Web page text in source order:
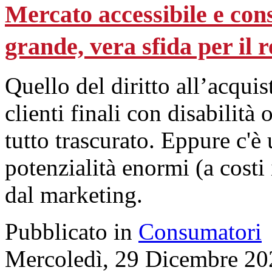
Mercato accessibile e
grande, vera sfida per il
Quello del diritto
clienti finali con disabilità
tutto trascurato. Eppure
potenzialità enormi (a
dal marketing.
Pubblicato in Consumatori
Mercoledì, 29 Dicembre